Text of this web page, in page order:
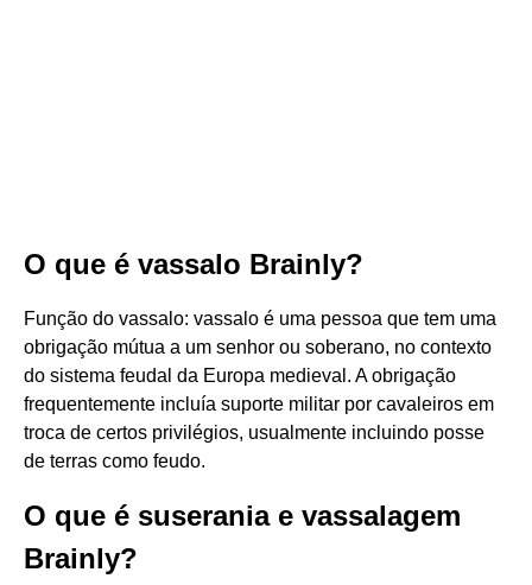
O que é vassalo Brainly?
Função do vassalo: vassalo é uma pessoa que tem uma
obrigação mútua a um senhor ou soberano, no contexto
do sistema feudal da Europa medieval. A obrigação
frequentemente incluía suporte militar por cavaleiros em
troca de certos privilégios, usualmente incluindo posse
de terras como feudo.
O que é suserania e vassalagem
Brainly?